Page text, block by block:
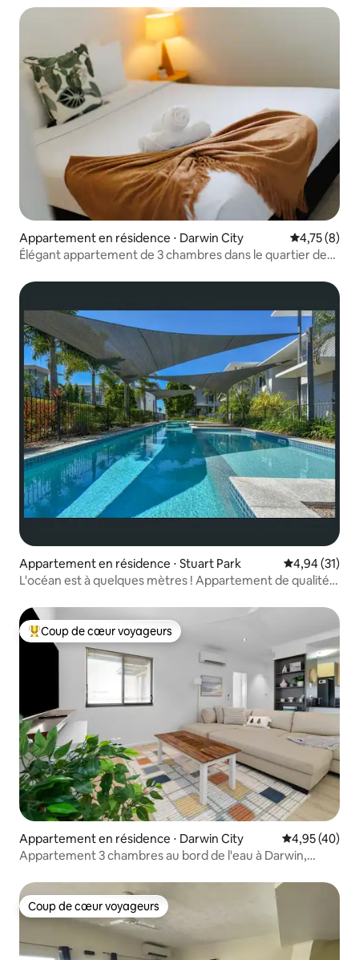
Appartement en résidence ⋅ Darwin City Évaluation
4,75 (8)
Élégant appartement de 3 chambres dans le quartier des
Appartement en résidence ⋅ Stuart Park Évaluation
4,94 (31)
L'océan est à quelques mètres ! Appartement de qualité
Coups de cœur voyageurs les plus appréciés
Coup de cœur voyageurs
Appartement en résidence ⋅ Darwin City Évaluation
4,95 (40)
Appartement 3 chambres au bord de l'eau à Darwin,
Coup de cœur voyageurs
Coup de cœur voyageurs